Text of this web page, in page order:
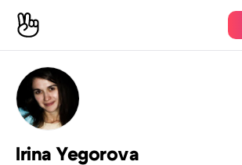
Irina Yegorova